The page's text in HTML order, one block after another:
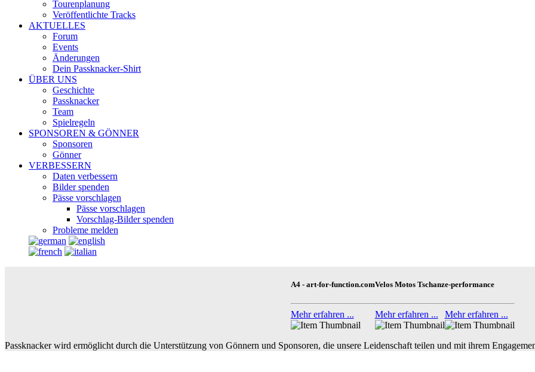
Tourenplanung
Veröffentlichte Tracks
AKTUELLES
Forum
Events
Änderungen
Dein Passknacker-Shirt
ÜBER UNS
Geschichte
Passknacker
Team
Spielregeln
SPONSOREN & GÖNNER
Sponsoren
Gönner
VERBESSERN
Daten verbessern
Bilder spenden
Pässe vorschlagen
Pässe vorschlagen
Vorschlag-Bilder spenden
Probleme melden
A4 - art-for-function.com
Mehr erfahren ...
Velos Motos Tschanz
Mehr erfahren ...
e-performance
Mehr erfahren ...
Passknacker wird ermöglicht durch die Unterstützung von Gönnern und Sponsoren, die unsere Leidenschaft teilen und mit ihrem